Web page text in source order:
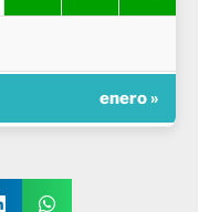
enero »